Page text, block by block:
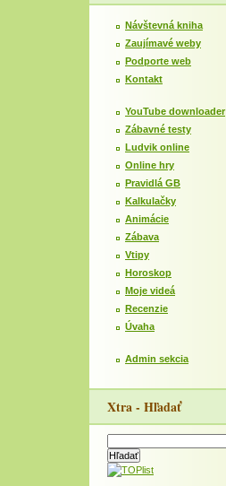
Návštevná kniha
Zaujímavé weby
Podporte web
Kontakt
YouTube downloader
Zábavné testy
Ludvik online
Online hry
Pravidlá GB
Kalkulačky
Animácie
Zábava
Vtipy
Horoskop
Moje videá
Recenzie
Úvaha
Admin sekcia
Xtra - Hľadať